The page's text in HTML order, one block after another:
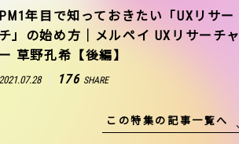
PM1年目で知っておきたい「UXリサー
チ」の始め方｜メルペイ UXリサーチャ
ー 草野孔希【後編】
2021.07.28 176 SHARE
この特集の記事一覧へ